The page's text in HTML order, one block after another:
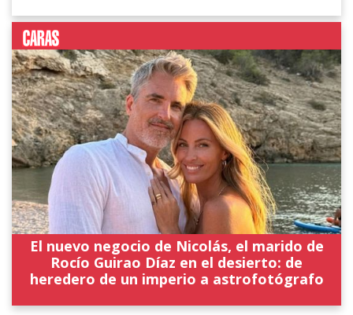
El nuevo negocio de Nicolás, el marido de
Rocío Guirao Díaz en el desierto: de
heredero de un imperio a astrofotógrafo